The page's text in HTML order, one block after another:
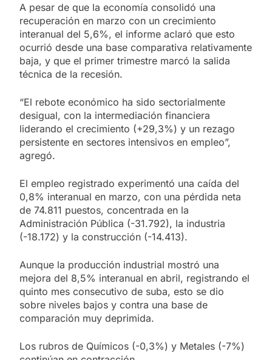
A pesar de que la economía consolidó una
recuperación en marzo con un crecimiento
interanual del 5,6%, el informe aclaró que esto
ocurrió desde una base comparativa relativamente
baja, y que el primer trimestre marcó la salida
técnica de la recesión.
“El rebote económico ha sido sectorialmente
desigual, con la intermediación financiera
liderando el crecimiento (+29,3%) y un rezago
persistente en sectores intensivos en empleo”,
agregó.
El empleo registrado experimentó una caída del
0,8% interanual en marzo, con una pérdida neta
de 74.811 puestos, concentrada en la
Administración Pública (-31.792), la industria
(-18.172) y la construcción (-14.413).
Aunque la producción industrial mostró una
mejora del 8,5% interanual en abril, registrando el
quinto mes consecutivo de suba, esto se dio
sobre niveles bajos y contra una base de
comparación muy deprimida.
Los rubros de Químicos (-0,3%) y Metales (-7%)